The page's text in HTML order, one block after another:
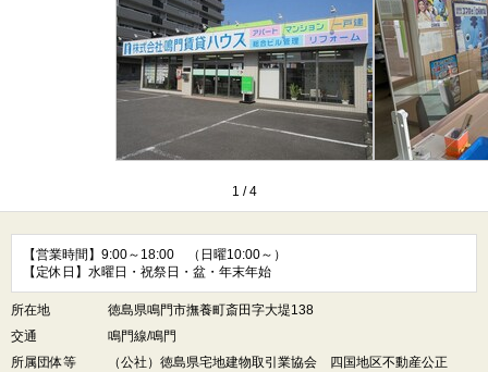
不動産会社から
TOP
1 /4
【営業時間】9:00～18:00 （日曜10:00～）
【定休日】水曜日・祝祭日・盆・年末年始
所在地
徳島県鳴門市撫養町斎田字大堤138
交通
鳴門線/鳴門
所属団体等
（公社）徳島県宅地建物取引業協会 四国地区不動産公正